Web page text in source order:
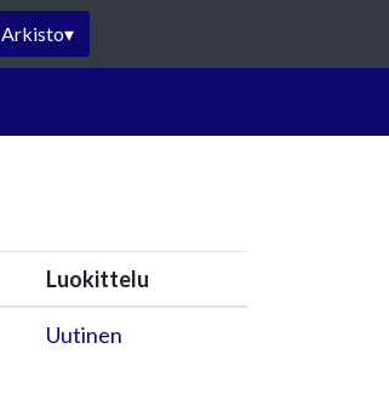
Arkisto▾
Luokittelu
Uutinen